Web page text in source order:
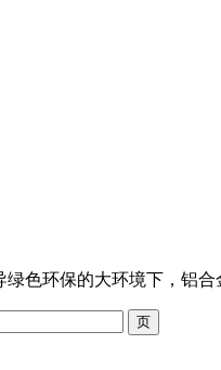
绿色环保的大环境下，铝